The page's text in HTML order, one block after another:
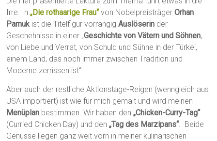
Irre. In„Die rothaarige Frau“von NobelpreisträgerOrhan
Pamuk ist die Titelfigur vorrangigAuslöserin der
Geschehnisse in einer „Geschichte von Vätern und Söhnen,
von Liebe und Verrat, von Schuld und Sühne in der Türkei,
einem Land, das noch immer zwischen Tradition und
Moderne zerrissen ist“.
Aber auch der restliche Aktionstage-Reigen (wenngleich aus
USA importiert) ist wie für mich gemalt und wird meinen
Menüplan bestimmen. Wir haben den„Chicken-Curry-Tag“
(Curried Chicken Day) und den„Tag des Marzipans“. Beide
Genüsse liegen ganz weit vorn in meiner kulinarischen